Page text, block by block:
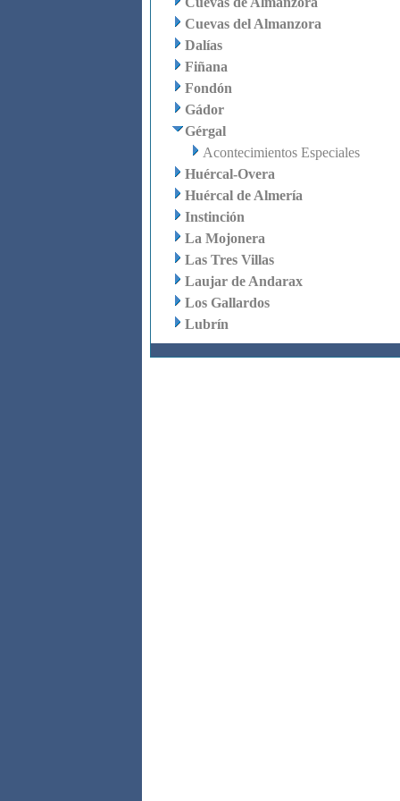
Cuevas del Almanzora
Dalías
Fiñana
Fondón
Gádor
Gérgal
Acontecimientos Especiales
Huércal-Overa
Huércal de Almería
Instinción
La Mojonera
Las Tres Villas
Laujar de Andarax
Los Gallardos
Lubrín